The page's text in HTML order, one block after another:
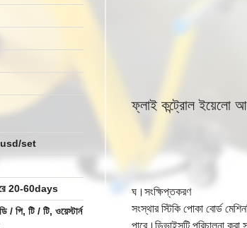
set
20-60days
পি, টি / টি, ওয়েস্টার্ন
ফ্লাই কন্ট্রোল ইয়েলো
ঘ। সংক্ষিপ্তকরণ
সংস্থার স্টিকি পোকা বোর্ড